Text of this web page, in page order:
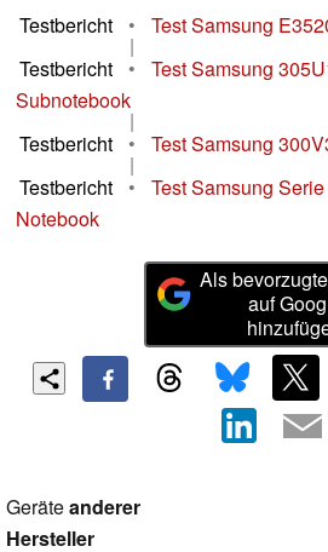
Testbericht
• Test Samsung
|
Testbericht
•
Test Samsung
Subnotebook
|
Testbericht
• Test Samsung
|
Testbericht
•
Test Samsung
Notebook
Als
auf
Geräteanderer
Hersteller